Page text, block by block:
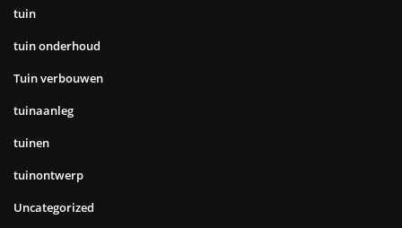
tuin
tuin onderhoud
Tuin verbouwen
tuinaanleg
tuinen
tuinontwerp
Uncategorized